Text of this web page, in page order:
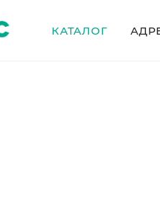
КАТАЛОГ